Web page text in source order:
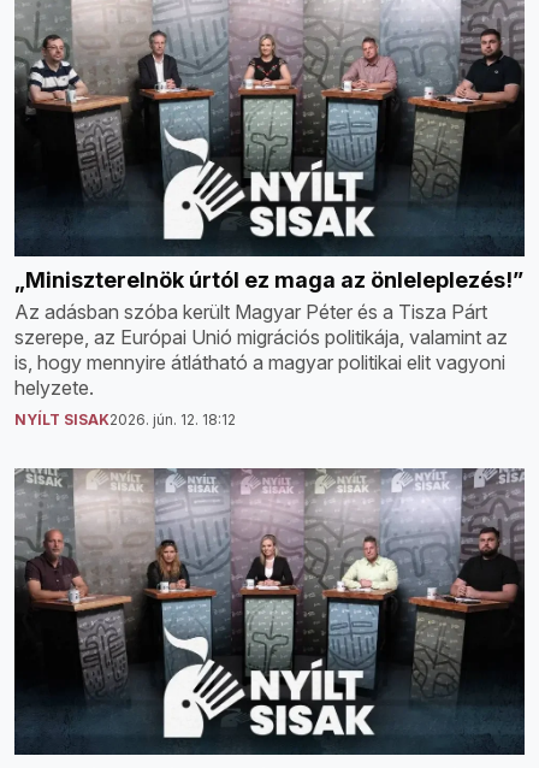
„Miniszterelnök úrtól ez maga az önleleplezés!”
Az adásban szóba került Magyar Péter és a Tisza Párt
szerepe, az Európai Unió migrációs politikája, valamint az
is, hogy mennyire átlátható a magyar politikai elit vagyoni
helyzete.
NYÍLT SISAK2026. jún. 12. 18:12